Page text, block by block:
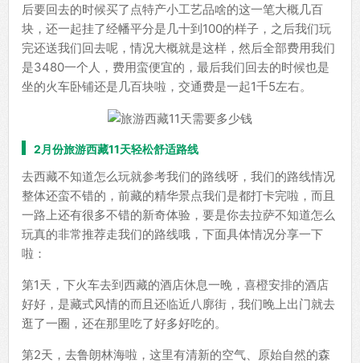
后要回去的时候买了点特产小工艺品啥的这一笔大概几百
块，还一起挂了经幡平分是几十到100的样子，之后我们玩
完还送我们回去呢，情况大概就是这样，然后全部费用我们
是3480一个人，费用蛮便宜的，最后我们回去的时候也是
坐的火车卧铺还是几百块啦，交通费是一起1千5左右。
2月份旅游西藏11天轻松舒适路线
去西藏不知道怎么玩就参考我们的路线呀，我们的路线情况
整体还蛮不错的，前藏的精华景点我们是都打卡完啦，而且
一路上还有很多不错的新奇体验，要是你去拉萨不知道怎么
玩真的非常推荐走我们的路线哦，下面具体情况分享一下
啦：
第1天，下火车去到西藏的酒店休息一晚，喜橙安排的酒店
好好，是藏式风情的而且还临近八廓街，我们晚上出门就去
逛了一圈，还在那里吃了好多好吃的。
第2天，去鲁朗林海啦，这里有清新的空气、原始自然的森